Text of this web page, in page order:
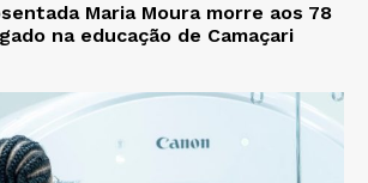
Maria Moura morre aos 78
na educação de Camaçari